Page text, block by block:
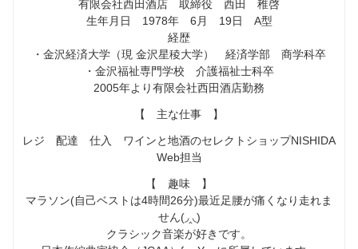
有限会社西田酒店 取締役 西田 稚啓
生年月日 1978年 6月 19日 A型
経歴
・金沢経済大学（現 金沢星稜大学） 経済学部 商学科卒
・金沢福祉専門学校 介護福祉士科卒
2005年より有限会社西田酒店勤務
【 主な仕事 】
レジ 配達 仕入 ワインと地酒のセレクトショップNISHIDA
Web担当
【 趣味 】
マラソン(自己ベストは4時間26分)最近足腰が痛くなり走れま
せん(◞‸◟)
クラシック音楽が好きです。